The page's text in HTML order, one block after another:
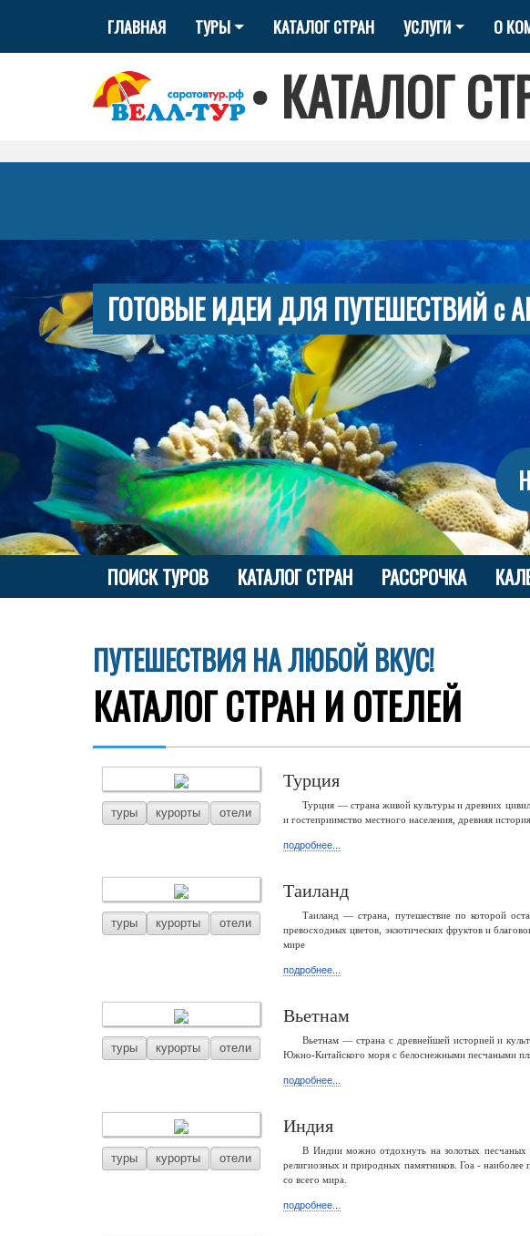
ГЛАВНАЯ ТУРЫ КАТАЛОГ СТРАН УСЛУГИ О
• КАТАЛОГ
ГОТОВЫЕ ИДЕИ ДЛЯ ПУТЕШЕСТВИЙ с
ПОИСК ТУРОВ КАТАЛОГ СТРАН РАССРОЧКА
ПУТЕШЕСТВИЯ НА ЛЮБОЙ ВКУС!
КАТАЛОГ СТРАН И ОТЕЛЕЙ
туры курорты отели
Турция
Турция — страна живой культуры и древних
и гостеприимство местного населения, древняя
подробнее...
туры курорты отели
Таиланд
Таиланд — страна, путешествие по которой
превосходных цветов, экзотических фруктов и
мире
подробнее...
туры курорты отели
Вьетнам
Вьетнам — страна с древнейшей историей и
Южно-Китайского моря с белоснежными песчаными
подробнее...
туры курорты отели
Индия
В Индии можно отдохнуть на золотых песчаных
религиозных и природных памятников. Гоа -
со всего мира.
подробнее...